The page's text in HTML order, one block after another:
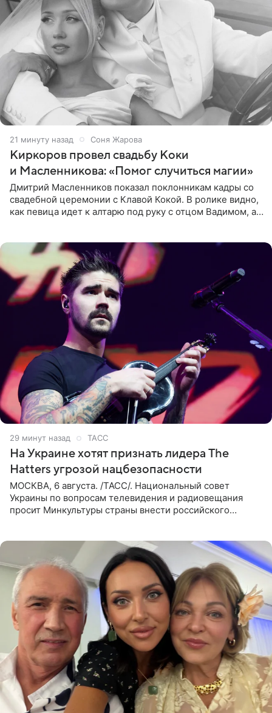
21 минуту назад Соня Жарова
Киркоров провел свадьбу Коки
и Масленникова: «Помог случиться магии»
Дмитрий Масленников показал поклонникам кадры со
свадебной церемонии с Клавой Кокой. В ролике видно,
как певица идет к алтарю под руку с отцом Вадимом, а у
29 минут назад ТАСС
На Украине хотят признать лидера The
Hatters угрозой нацбезопасности
МОСКВА, 6 августа. /ТАСС/. Национальный совет
Украины по вопросам телевидения и радиовещания
просит Минкультуры страны внести российского